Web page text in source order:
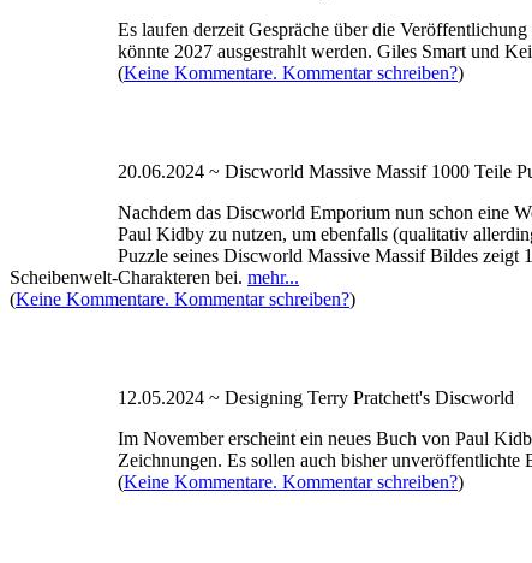
Es laufen derzeit Gespräche über die
könnte 2027 ausgestrahlt werden. Giles Smart und
(Keine Kommentare. Kommentar schreiben?)
20.06.2024 ~ Discworld Massive Massif 1000 Teile
Nachdem das Discworld Emporium nun schon eine
Paul Kidby zu nutzen, um ebenfalls (qualitativ
Puzzle seines Discworld Massive Massif Bildes zeigt
Scheibenwelt-Charakteren bei. mehr...
(Keine Kommentare. Kommentar schreiben?)
12.05.2024 ~ Designing Terry Pratchett's Discworld
Im November erscheint ein neues Buch von Paul
Zeichnungen. Es sollen auch bisher unveröffentlichte
(Keine Kommentare. Kommentar schreiben?)